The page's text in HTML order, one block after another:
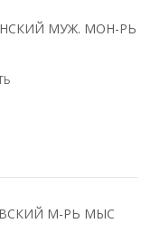
МУЖ. МОН-РЬ
М-РЬ МЫС